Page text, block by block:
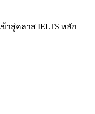
าสู่คลาส IELTS หลัก